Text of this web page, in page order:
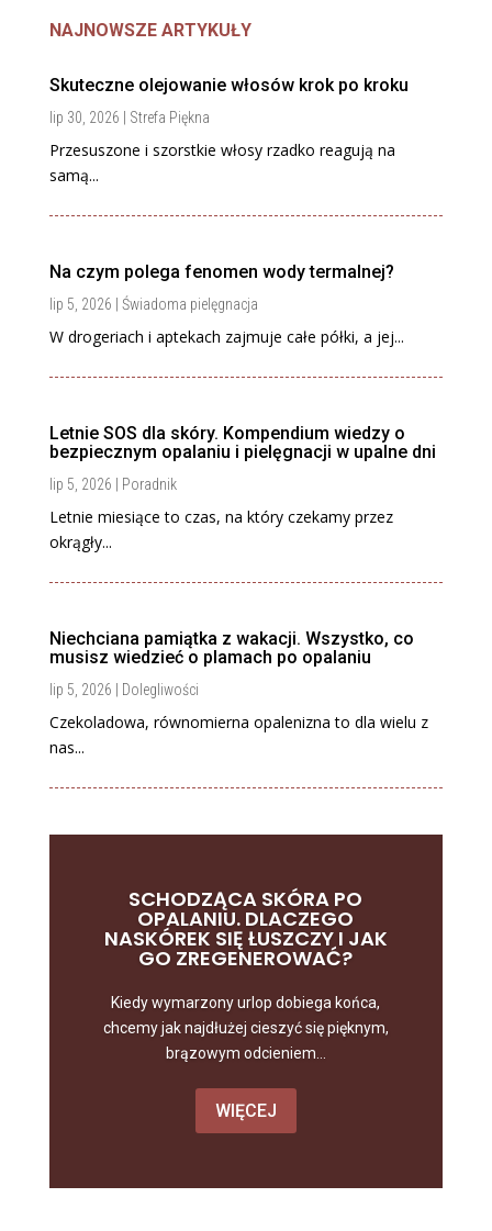
NAJNOWSZE ARTYKUŁY
Skuteczne olejowanie włosów krok po kroku
lip 30, 2026 Strefa Piękna
Przesuszone i szorstkie włosy rzadko reagują na
samą...
Na czym polega fenomen wody termalnej?
lip 5, 2026 Świadoma pielęgnacja
W drogeriach i aptekach zajmuje całe półki, a jej...
Letnie SOS dla skóry. Kompendium wiedzy o
bezpiecznym opalaniu i pielęgnacji w upalne dni
lip 5, 2026 Poradnik
Letnie miesiące to czas, na który czekamy przez
okrągły...
Niechciana pamiątka z wakacji. Wszystko, co
musisz wiedzieć o plamach po opalaniu
lip 5, 2026 Dolegliwości
Czekoladowa, równomierna opalenizna to dla wielu z
nas...
SCHODZĄCA SKÓRA PO
OPALANIU. DLACZEGO
NASKÓREK SIĘ ŁUSZCZY I JAK
GO ZREGENEROWAĆ?
Kiedy wymarzony urlop dobiega końca,
chcemy jak najdłużej cieszyć się pięknym,
brązowym odcieniem...
WIĘCEJ